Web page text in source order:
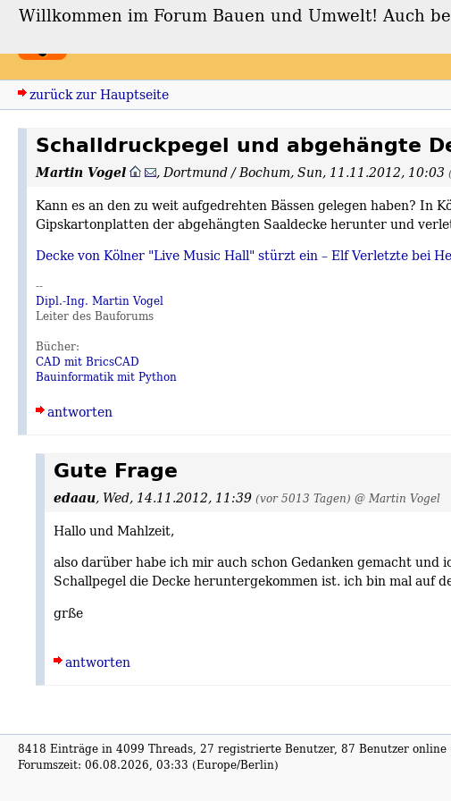
Forum Bauen und Umwelt
zurück zur Hauptseite
Schalldruckpegel und abgehängte
Martin Vogel ,Dortmund / Bochum,Sun, 11.11.2012, 10:03
Kann es an den zu weit aufgedrehten Bässen gelegen haben? In
Gipskartonplatten der abgehängten Saaldecke herunter und
Decke von Kölner "Live Music Hall" stürzt ein – Elf Verletzte bei
--
Dipl.-Ing. Martin Vogel
Leiter des Bauforums
Bücher:
CAD mit BricsCAD
Bauinformatik mit Python
antworten
Gute Frage
edaau, Wed, 14.11.2012, 11:39 (vor 5013 Tagen) @ Martin Vogel
Hallo und Mahlzeit,
also darüber habe ich mir auch schon Gedanken gemacht und
Schallpegel die Decke heruntergekommen ist. ich bin mal auf
grße
antworten
8418 Einträge in 4099 Threads, 27 registrierte Benutzer, 87 Benutzer
Forumszeit: 06.08.2026, 03:33 (Europe/Berlin)
Willkommen im Forum Bauen und Umwelt! Auch